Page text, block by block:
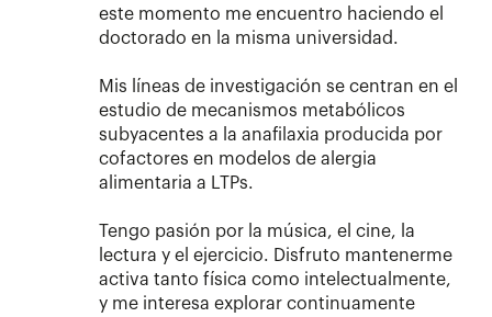
este momento me encuentro haciendo el
doctorado en la misma universidad.​
Mis líneas de investigación se centran en el
estudio de mecanismos metabólicos
subyacentes a la anafilaxia producida por
cofactores en modelos de alergia
alimentaria a LTPs.​
Tengo pasión por la música, el cine, la
lectura y el ejercicio. Disfruto mantenerme
activa tanto física como intelectualmente,
y me interesa explorar continuamente